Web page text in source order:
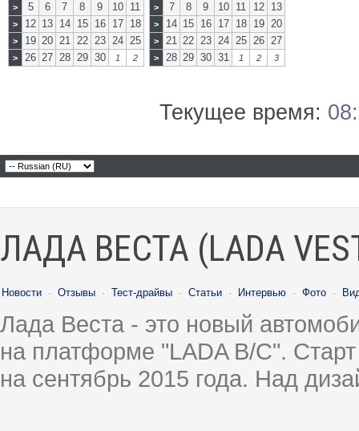
> 5 6 7 8 9 10 11
> 12 13 14 15 16 17 18
> 19 20 21 22 23 24 25
> 26 27 28 29 30 1 2
> 7 8 9 10 11 12 13
> 14 15 16 17 18 19 20
> 21 22 23 24 25 26 27
> 28 29 30 31 1 2 3
Текущее время:
ЛАДА ВЕСТА (LADA
Новости · Отзывы · Тест-драйвы · Статьи · Интервью · Фото ·
Лада Веста - это новый
на платформе "LADA B/C".
на сентябрь 2015 года. Над